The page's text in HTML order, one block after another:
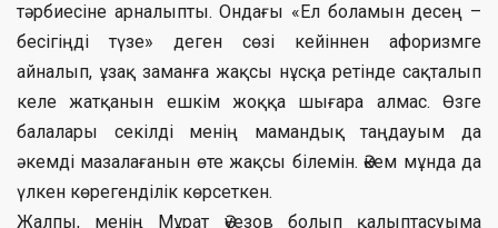
тәрбиесіне арналыпты. Ондағы «Ел боламын десең –
бесігіңді түзе» деген сөзі кейіннен афоризмге
айналып, ұзақ заманға жақсы нұсқа ретінде сақталып
келе жатқанын ешкім жоққа шығара алмас. Өзге
балалары секілді менің мамандық таңдауым да
әкемді мазалағанын өте жақсы білемін. Әкем мұнда да
үлкен көрегенділік көрсеткен.
Жалпы, менің Мұрат Әуезов болып қалыптасуыма